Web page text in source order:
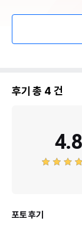
후기 총 4 건
4.8
포토 후기